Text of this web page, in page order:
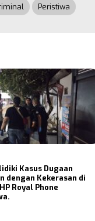
Peristiwa
Kasus Dugaan
dengan Kekerasan di
Royal Phone